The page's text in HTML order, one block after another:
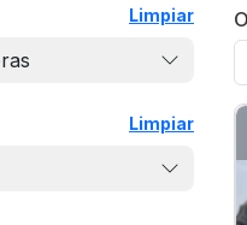
Limpiar
Limpiar